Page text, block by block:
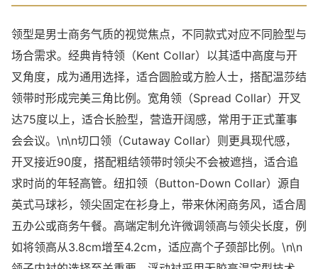
领型是男士商务气质的视觉焦点，不同款式对应不同脸型与
场合需求。经典肯特领（Kent Collar）以其适中高度与开
叉角度，成为通用选择，适合圆脸或方脸人士，搭配温莎结
领带时形成完美三角比例。宽角领（Spread Collar）开叉
达75度以上，适合长脸型，营造开阔感，常用于正式董事
会会议。\n\n切口领（Cutaway Collar）则更具现代感，
开叉接近90度，搭配粗结领带时领尖不会被遮挡，适合追
求时尚的年轻高管。纽扣领（Button-Down Collar）源自
英式马球衫，领尖固定在衫身上，带来休闲商务风，适合周
五办公或商务午餐。高端定制允许微调领高与领尖长度，例
如将领高从3.8cm增至4.2cm，适应高个子颈部比例。\n\n